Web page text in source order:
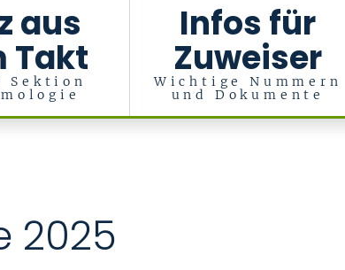
aus
Takt
Sektion
Infos für
Zuweiser
Wichtige Nummern
und Dokumente
(Med. Klinik I)
2025